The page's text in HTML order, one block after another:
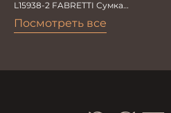
Посмотреть все
L15938-2 FABRETTI Сумка